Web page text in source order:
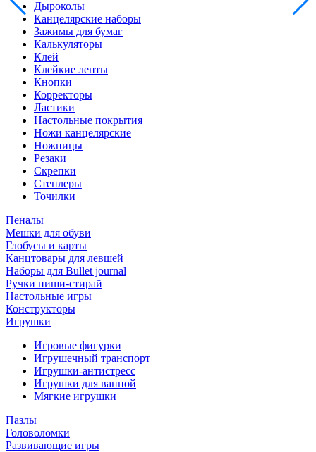
Дыроколы
Канцелярские наборы
Зажимы для бумаг
Калькуляторы
Клей
Клейкие ленты
Кнопки
Корректоры
Ластики
Настольные покрытия
Ножи канцелярские
Ножницы
Резаки
Скрепки
Степлеры
Точилки
Пеналы
Мешки для обуви
Глобусы и карты
Канцтовары для левшей
Наборы для Bullet journal
Ручки пиши-стирай
Настольные игры
Конструкторы
Игрушки
Игровые фигурки
Игрушечный транспорт
Игрушки-антистресс
Игрушки для ванной
Мягкие игрушки
Пазлы
Головоломки
Развивающие игры